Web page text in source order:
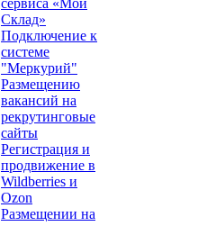
сервиса «Мой
Склад»
Подключение к
системе
"Меркурий"
Размещению
вакансий на
рекрутинговые
сайты
Регистрация и
продвижение в
Wildberries и
Ozon
Размещении на